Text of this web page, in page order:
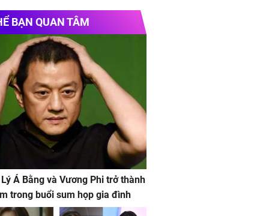
BẠN QUAN TÂM
Á Bằng và Vương Phi trở thành
trong buổi sum họp gia đình